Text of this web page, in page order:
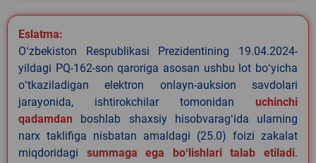
Eslatma:
Oʻzbekiston Respublikasi Prezidentining 19.04.2024-
yildagi PQ-162-son qaroriga asosan ushbu lot boʻyicha
oʻtkaziladigan elektron onlayn-auksion savdolari
jarayonida, ishtirokchilar tomonidan uchinchi
qadamdan boshlab shaxsiy hisobvaragʻida ularning
narx taklifiga nisbatan amaldagi (25.0) foizi zakalat
miqdoridagi summaga ega boʻlishlari talab etiladi.